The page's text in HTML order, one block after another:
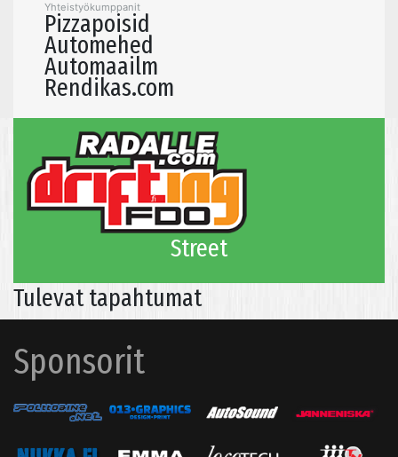
Yhteistyökumppanit
Pizzapoisid
Automehed
Automaailm
Rendikas.com
Street
Tulevat tapahtumat
Sponsorit